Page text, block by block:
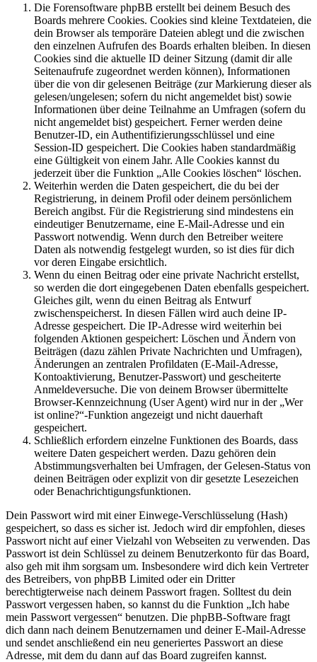
Die Forensoftware phpBB erstellt bei deinem Besuch des
Boards mehrere Cookies. Cookies sind kleine Textdateien, die
dein Browser als temporäre Dateien ablegt und die zwischen
den einzelnen Aufrufen des Boards erhalten bleiben. In diesen
Cookies sind die aktuelle ID deiner Sitzung (damit dir alle
Seitenaufrufe zugeordnet werden können), Informationen
über die von dir gelesenen Beiträge (zur Markierung dieser als
gelesen/ungelesen; sofern du nicht angemeldet bist) sowie
Informationen über deine Teilnahme an Umfragen (sofern du
nicht angemeldet bist) gespeichert. Ferner werden deine
Benutzer-ID, ein Authentifizierungsschlüssel und eine
Session-ID gespeichert. Die Cookies haben standardmäßig
eine Gültigkeit von einem Jahr. Alle Cookies kannst du
jederzeit über die Funktion „Alle Cookies löschen“ löschen.
Weiterhin werden die Daten gespeichert, die du bei der
Registrierung, in deinem Profil oder deinem persönlichem
Bereich angibst. Für die Registrierung sind mindestens ein
eindeutiger Benutzername, eine E-Mail-Adresse und ein
Passwort notwendig. Wenn durch den Betreiber weitere
Daten als notwendig festgelegt wurden, so ist dies für dich
vor deren Eingabe ersichtlich.
Wenn du einen Beitrag oder eine private Nachricht erstellst,
so werden die dort eingegebenen Daten ebenfalls gespeichert.
Gleiches gilt, wenn du einen Beitrag als Entwurf
zwischenspeicherst. In diesen Fällen wird auch deine IP-
Adresse gespeichert. Die IP-Adresse wird weiterhin bei
folgenden Aktionen gespeichert: Löschen und Ändern von
Beiträgen (dazu zählen Private Nachrichten und Umfragen),
Änderungen an zentralen Profildaten (E-Mail-Adresse,
Kontoaktivierung, Benutzer-Passwort) und gescheiterte
Anmeldeversuche. Die von deinem Browser übermittelte
Browser-Kennzeichnung (User Agent) wird nur in der „Wer
ist online?“-Funktion angezeigt und nicht dauerhaft
gespeichert.
Schließlich erfordern einzelne Funktionen des Boards, dass
weitere Daten gespeichert werden. Dazu gehören dein
Abstimmungsverhalten bei Umfragen, der Gelesen-Status von
deinen Beiträgen oder explizit von dir gesetzte Lesezeichen
oder Benachrichtigungsfunktionen.
Dein Passwort wird mit einer Einwege-Verschlüsselung (Hash)
gespeichert, so dass es sicher ist. Jedoch wird dir empfohlen, dieses
Passwort nicht auf einer Vielzahl von Webseiten zu verwenden. Das
Passwort ist dein Schlüssel zu deinem Benutzerkonto für das Board,
also geh mit ihm sorgsam um. Insbesondere wird dich kein Vertreter
des Betreibers, von phpBB Limited oder ein Dritter
berechtigterweise nach deinem Passwort fragen. Solltest du dein
Passwort vergessen haben, so kannst du die Funktion „Ich habe
mein Passwort vergessen“ benutzen. Die phpBB-Software fragt
dich dann nach deinem Benutzernamen und deiner E-Mail-Adresse
und sendet anschließend ein neu generiertes Passwort an diese
Adresse, mit dem du dann auf das Board zugreifen kannst.